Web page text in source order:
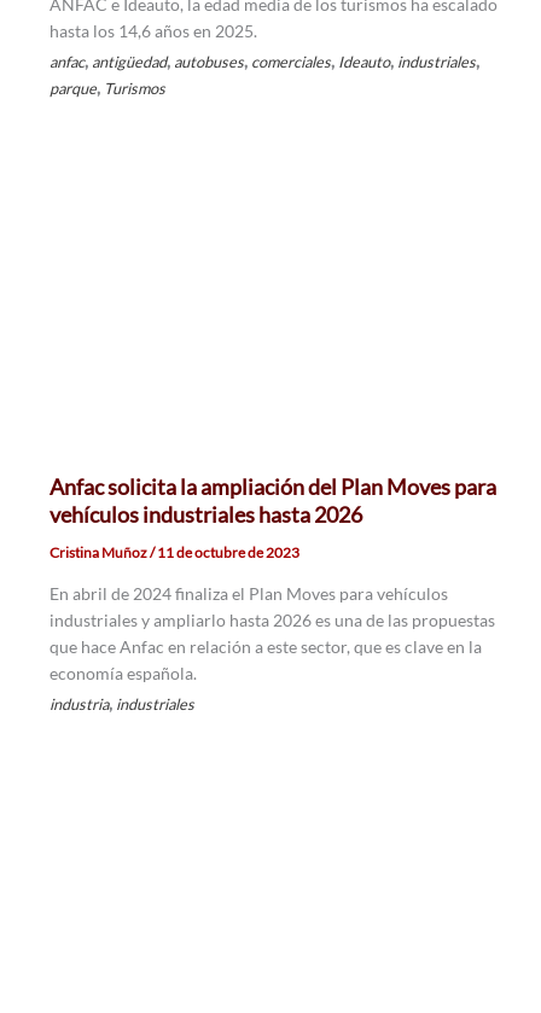
ANFAC e Ideauto, la edad media de los turismos ha escalado
hasta los 14,6 años en 2025.
anfac, antigüedad, autobuses, comerciales, Ideauto, industriales,
parque, Turismos
Anfac solicita la ampliación del Plan Moves para
vehículos industriales hasta 2026
Cristina Muñoz/11 de octubre de 2023
En abril de 2024 finaliza el Plan Moves para vehículos
industriales y ampliarlo hasta 2026 es una de las propuestas
que hace Anfac en relación a este sector, que es clave en la
economía española.
industria, industriales